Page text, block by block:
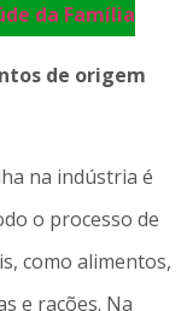
da Família
de origem
na indústria é
o processo de
como alimentos,
e rações. Na